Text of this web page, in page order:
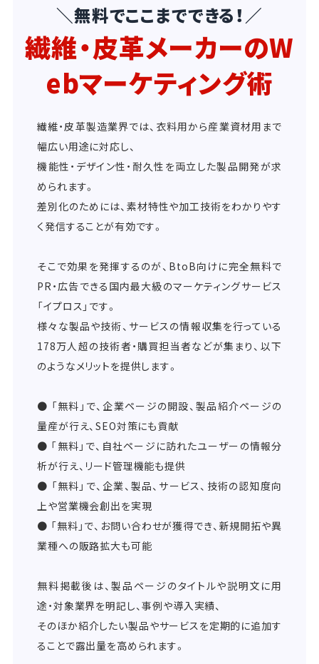
＼無料でここまでできる！／
繊維・皮革メーカーのW
ebマーケティング術
繊維・皮革製造業界では、衣料用から産業資材用まで
幅広い用途に対応し、
機能性・デザイン性・耐久性を両立した製品開発が求
められます。
差別化のためには、素材特性や加工技術をわかりやす
く発信することが有効です。
そこで効果を発揮するのが、BtoB向けに完全無料で
PR・広告できる国内最大級のマーケティングサービス
「イプロス」です。
様々な製品や技術、サービスの情報収集を行っている
178万人超の技術者・購買担当者などが集まり、以下
のようなメリットを提供します。
● 「無料」で、企業ページの開設、製品紹介ページの
量産が行え、SEO対策にも貢献
● 「無料」で、自社ページに訪れたユーザーの情報分
析が行え、リード管理機能も提供
● 「無料」で、企業、製品、サービス、技術の認知度向
上や営業機会創出を実現
● 「無料」で、お問い合わせが獲得でき、新規開拓や異
業種への販路拡大も可能
無料掲載後は、製品ページのタイトルや説明文に用
途・対象業界を明記し、事例や導入実績、
そのほか紹介したい製品やサービスを定期的に追加す
ることで露出量を高められます。